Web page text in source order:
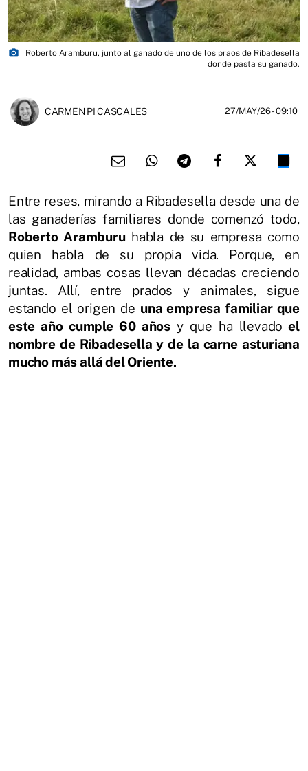
photo_camera
Roberto Aramburu, junto al ganado de uno de los praos de Ribadesella
donde pasta su ganado.
CARMEN PI CASCALES 27/MAY/26- 09:10
Entre reses, mirando a Ribadesella desde una de
las ganaderías familiares donde comenzó todo,
Roberto Aramburuhabla de su empresa como
quien habla de su propia vida. Porque, en
realidad, ambas cosas llevan décadas creciendo
juntas. Allí, entre prados y animales, sigue
estando el origen de una empresa familiar que
este año cumple 60 años y que ha llevado el
nombre de Ribadesella y de la carne asturiana
mucho más allá del Oriente.